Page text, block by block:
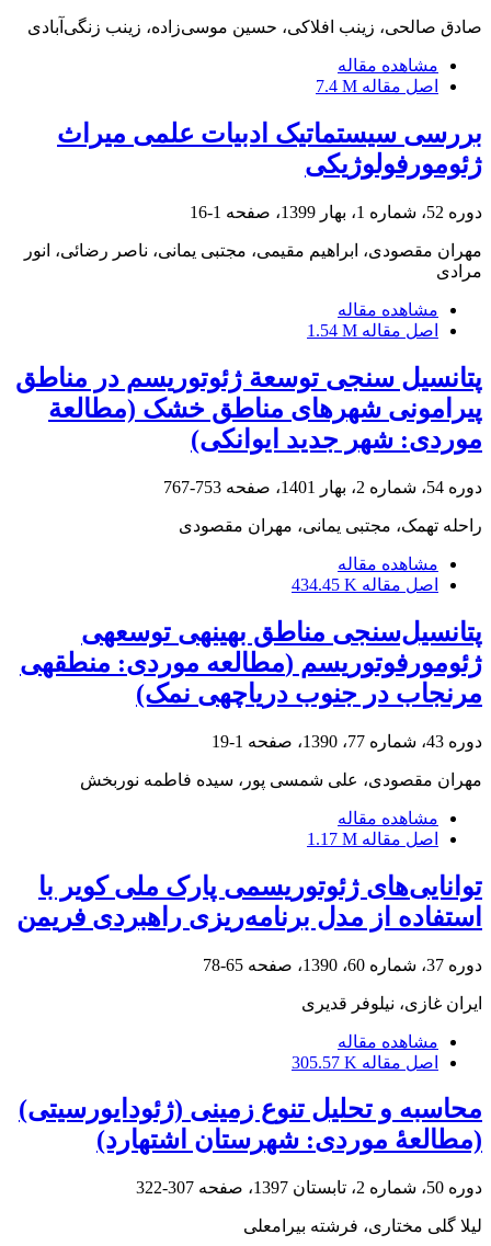
صادق صالحی، زینب افلاکی، حسین موسی‌زاده، زینب زنگی‌آبادی
مشاهده مقاله
اصل مقاله 7.4 M
بررسی سیستماتیک ادبیات علمی میراث
ژئومورفولوژیکی
دوره 52، شماره 1، بهار 1399، صفحه 1-16
مهران مقصودی، ابراهیم مقیمی، مجتبی یمانی، ناصر رضائی، انور
مرادی
مشاهده مقاله
اصل مقاله 1.54 M
پتانسیل‏ سنجی توسعة ژئوتوریسم در مناطق
پیرامونی شهرهای مناطق خشک (مطالعة
موردی‏: شهر جدید ایوانکی)
دوره 54، شماره 2، بهار 1401، صفحه 753-767
راحله تهمک، مجتبی یمانی، مهران مقصودی
مشاهده مقاله
اصل مقاله 434.45 K
پتانسیل‌سنجی مناطق بهینه‎ی توسعه‎ی
ژئومورفوتوریسم (‎مطالعه موردی: منطقه‎ی
مرنجاب در جنوب دریاچه‎ی نمک)
دوره 43، شماره 77، 1390، صفحه 1-19
مهران مقصودی، علی شمسی پور، سیده فاطمه نوربخش
مشاهده مقاله
اصل مقاله 1.17 M
توانایی‌های ژئوتوریسمی پارک ملی کویر با
استفاده از مدل برنامه‌ریزی راهبردی فریمن
دوره 37، شماره 60، 1390، صفحه 65-78
ایران غازی، نیلوفر قدیری
مشاهده مقاله
اصل مقاله 305.57 K
محاسبه و تحلیل تنوع زمینی (ژئودایورسیتی)
(مطالعۀ موردی: شهرستان اشتهارد)
دوره 50، شماره 2، تابستان 1397، صفحه 307-322
لیلا گلی مختاری، فرشته بیرامعلی